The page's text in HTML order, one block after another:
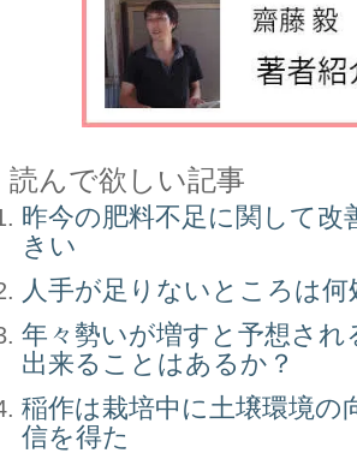
読んで欲しい記事
昨今の肥料不足に関して改
きい
人手が足りないところは何
年々勢いが増すと予想され
出来ることはあるか？
稲作は栽培中に土壌環境の
信を得た